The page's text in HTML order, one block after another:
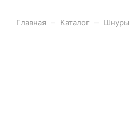
Главная – Каталог – Шнуры